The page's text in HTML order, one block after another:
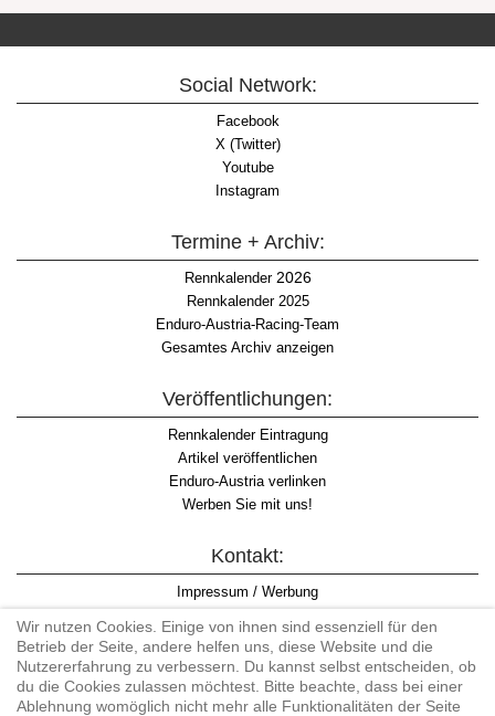
Social Network:
Facebook
X (Twitter)
Youtube
Instagram
Termine + Archiv:
Rennkalender2026
Rennkalender 2025
Enduro-Austria-Racing-Team
Gesamtes Archiv anzeigen
Veröffentlichungen:
Rennkalender Eintragung
Artikel veröffentlichen
Enduro-Austria verlinken
Werben Sie mit uns!
Kontakt:
Impressum / Werbung
Informationspflicht WKO
AGB
Wir nutzen Cookies. Einige von ihnen sind essenziell für den
Betrieb der Seite, andere helfen uns, diese Website und die
Nutzererfahrung zu verbessern. Du kannst selbst entscheiden, ob
du die Cookies zulassen möchtest. Bitte beachte, dass bei einer
Ablehnung womöglich nicht mehr alle Funktionalitäten der Seite